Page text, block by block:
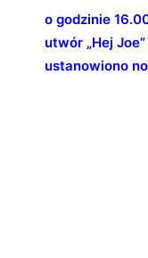
o godzinie
utwór „Hej
ustanowiono